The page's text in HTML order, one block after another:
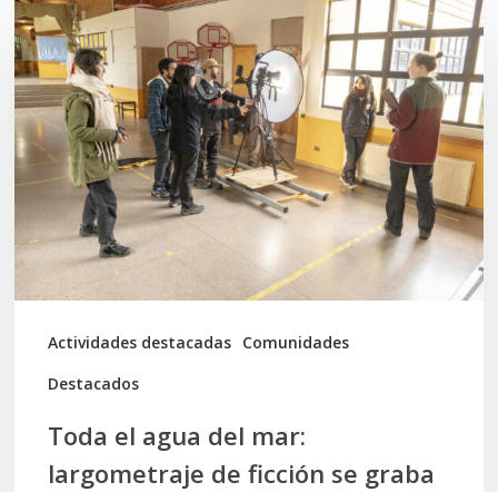
Actividades destacadas Comunidades
Destacados
el
agua
del
mar:
largometraje
de
ficción
se
graba
Toda el agua del mar:
largometraje de ficción se graba